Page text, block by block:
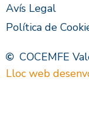
Avís Legal
Política de
COCEMFE
Lloc web